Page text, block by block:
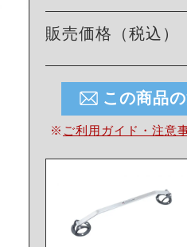
販売価格（税込）
この商品
※ ご利用ガイド・注意